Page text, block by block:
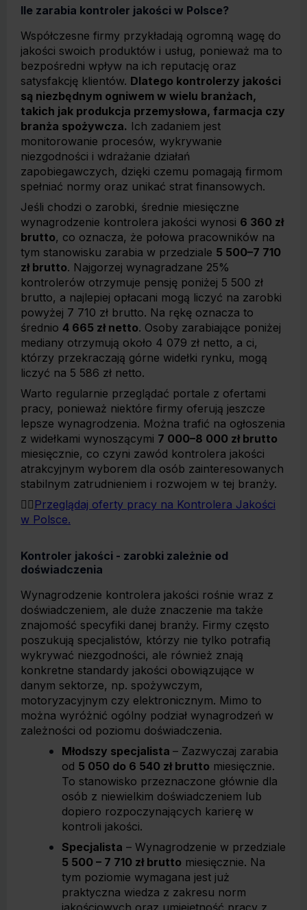
Ile zarabia kontroler jakości w Polsce?
Współczesne firmy przykładają ogromną wagę do
jakości swoich produktów i usług, ponieważ ma to
bezpośredni wpływ na ich reputację oraz
satysfakcję klientów. Dlatego kontrolerzy jakości
są niezbędnym ogniwem w wielu branżach,
takich jak produkcja przemysłowa, farmacja czy
branża spożywcza. Ich zadaniem jest
monitorowanie procesów, wykrywanie
niezgodności i wdrażanie działań
zapobiegawczych, dzięki czemu pomagają firmom
spełniać normy oraz unikać strat finansowych.
Jeśli chodzi o zarobki, średnie miesięczne
wynagrodzenie kontrolera jakości wynosi 6 360 zł
brutto, co oznacza, że połowa pracowników na
tym stanowisku zarabia w przedziale 5 500–7 710
zł brutto. Najgorzej wynagradzane 25%
kontrolerów otrzymuje pensję poniżej 5 500 zł
brutto, a najlepiej opłacani mogą liczyć na zarobki
powyżej 7 710 zł brutto. Na rękę oznacza to
średnio 4 665 zł netto. Osoby zarabiające poniżej
mediany otrzymują około 4 079 zł netto, a ci,
którzy przekraczają górne widełki rynku, mogą
liczyć na 5 586 zł netto.
Warto regularnie przeglądać portale z ofertami
pracy, ponieważ niektóre firmy oferują jeszcze
lepsze wynagrodzenia. Można trafić na ogłoszenia
z widełkami wynoszącymi 7 000–8 000 zł brutto
miesięcznie, co czyni zawód kontrolera jakości
atrakcyjnym wyborem dla osób zainteresowanych
stabilnym zatrudnieniem i rozwojem w tej branży.
👉🏻 Przeglądaj oferty pracy na Kontrolera Jakości
w Polsce.
Kontroler jakości - zarobki zależnie od
doświadczenia
Wynagrodzenie kontrolera jakości rośnie wraz z
doświadczeniem, ale duże znaczenie ma także
znajomość specyfiki danej branży. Firmy często
poszukują specjalistów, którzy nie tylko potrafią
wykrywać niezgodności, ale również znają
konkretne standardy jakości obowiązujące w
danym sektorze, np. spożywczym,
motoryzacyjnym czy elektronicznym. Mimo to
można wyróżnić ogólny podział wynagrodzeń w
zależności od poziomu doświadczenia.
Młodszy specjalista – Zazwyczaj zarabia
od 5 050 do 6 540 zł brutto miesięcznie.
To stanowisko przeznaczone głównie dla
osób z niewielkim doświadczeniem lub
dopiero rozpoczynających karierę w
kontroli jakości.
Specjalista – Wynagrodzenie w przedziale
5 500 – 7 710 zł brutto miesięcznie. Na
tym poziomie wymagana jest już
praktyczna wiedza z zakresu norm
jakościowych oraz umiejętność pracy z